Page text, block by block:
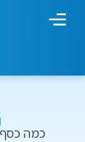
כמה